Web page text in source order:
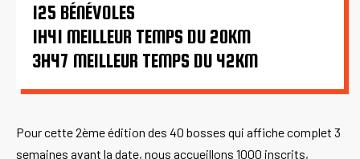
125 BÉNÉVOLES
1H41 MEILLEUR TEMPS DU 20KM
3H47 MEILLEUR TEMPS DU 42KM
Pour cette 2ème édition des 40 bosses qui affiche complet 3
semaines avant la date, nous accueillons 1000 inscrits,